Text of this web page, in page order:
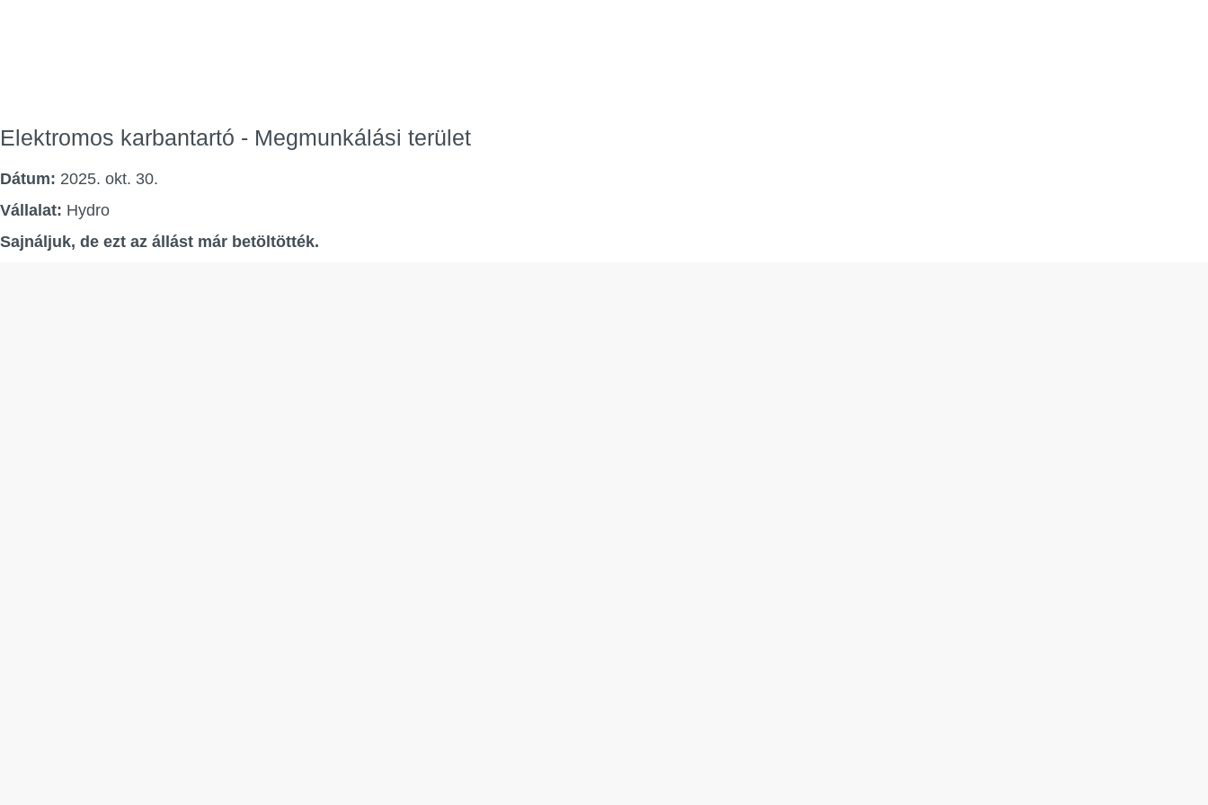
Elektromos karbantartó - Megmunkálási terület
Dátum: 2025. okt. 30.
Vállalat: Hydro
Sajnáljuk, de ezt az állást már betöltötték.